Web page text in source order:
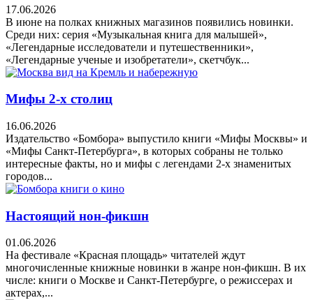
17.06.2026
В июне на полках книжных магазинов появились новинки.
Среди них: серия «Музыкальная книга для малышей»,
«Легендарные исследователи и путешественники»,
«Легендарные ученые и изобретатели», скетчбук...
Мифы 2-х столиц
16.06.2026
Издательство «Бомбора» выпустило книги «Мифы Москвы» и
«Мифы Санкт-Петербурга», в которых собраны не только
интересные факты, но и мифы с легендами 2-х знаменитых
городов...
Настоящий нон-фикшн
01.06.2026
На фестивале «Красная площадь» читателей ждут
многочисленные книжные новинки в жанре нон-фикшн. В их
числе: книги о Москве и Санкт-Петербурге, о режиссерах и
актерах,...